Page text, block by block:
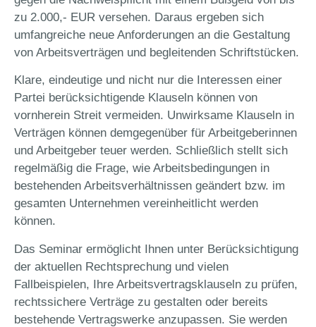
zu 2.000,- EUR versehen. Daraus ergeben sich
umfangreiche neue Anforderungen an die Gestaltung
von Arbeitsverträgen und begleitenden Schriftstücken.
Klare, eindeutige und nicht nur die Interessen einer
Partei berücksichtigende Klauseln können von
vornherein Streit vermeiden. Unwirksame Klauseln in
Verträgen können demgegenüber für Arbeitgeberinnen
und Arbeitgeber teuer werden. Schließlich stellt sich
regelmäßig die Frage, wie Arbeitsbedingungen in
bestehenden Arbeitsverhältnissen geändert bzw. im
gesamten Unternehmen vereinheitlicht werden
können.
Das Seminar ermöglicht Ihnen unter Berücksichtigung
der aktuellen Rechtsprechung und vielen
Fallbeispielen, Ihre Arbeitsvertragsklauseln zu prüfen,
rechtssichere Verträge zu gestalten oder bereits
bestehende Vertragswerke anzupassen. Sie werden